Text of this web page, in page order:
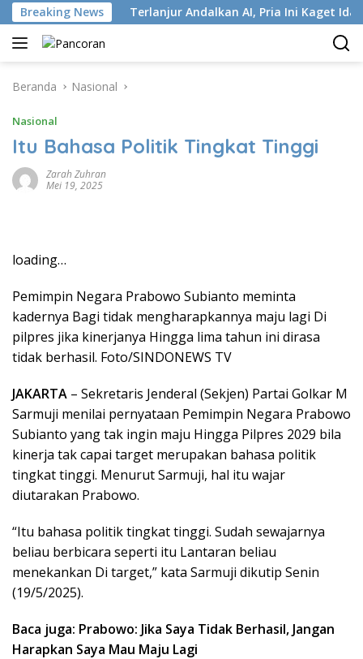
Langsung
ke
konten
Breaking News
ISP Terlanjur Andalkan AI, Pria Ini Kaget Idap
Beranda Nasional
Nasional
Itu Bahasa Politik Tingkat Tinggi
Zarah Zuhran
Mei 19, 2025
loading…
Pemimpin Negara Prabowo Subianto meminta
kadernya Bagi tidak mengharapkannya maju lagi Di
pilpres jika kinerjanya Hingga lima tahun ini dirasa
tidak berhasil. Foto/SINDONEWS TV
JAKARTA – Sekretaris Jenderal (Sekjen) Partai Golkar M
Sarmuji menilai pernyataan Pemimpin Negara Prabowo
Subianto yang tak ingin maju Hingga Pilpres 2029 bila
kinerja tak capai target merupakan bahasa politik
tingkat tinggi. Menurut Sarmuji, hal itu wajar
diutarakan Prabowo.
“Itu bahasa politik tingkat tinggi. Sudah sewajarnya
beliau berbicara seperti itu Lantaran beliau
menekankan Di target,” kata Sarmuji dikutip Senin
(19/5/2025).
Baca juga: Prabowo: Jika Saya Tidak Berhasil, Jangan
Harapkan Saya Mau Maju Lagi